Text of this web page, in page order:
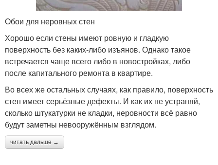
Обои для неровных стен
Хорошо если стены имеют ровную и гладкую
поверхность без каких-либо изъянов. Однако такое
встречается чаще всего либо в новостройках, либо
после капитального ремонта в квартире.
Во всех же остальных случаях, как правило, поверхность
стен имеет серьёзные дефекты. И как их не устраняй,
сколько штукатурки не кладки, неровности всё равно
будут заметны невооружённым взглядом.
читать дальше →